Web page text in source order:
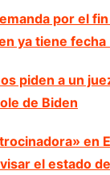
por el
ya tiene fecha
piden a un
de Biden
en
el estado